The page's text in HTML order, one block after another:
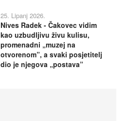
25. Lipanj 2026.
Nives Radek - Čakovec vidim
kao uzbudljivu živu kulisu,
promenadni „muzej na
otvorenom”, a svaki posjetitelj
dio je njegova „postava”